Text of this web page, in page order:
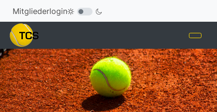
Mitgliederlogin